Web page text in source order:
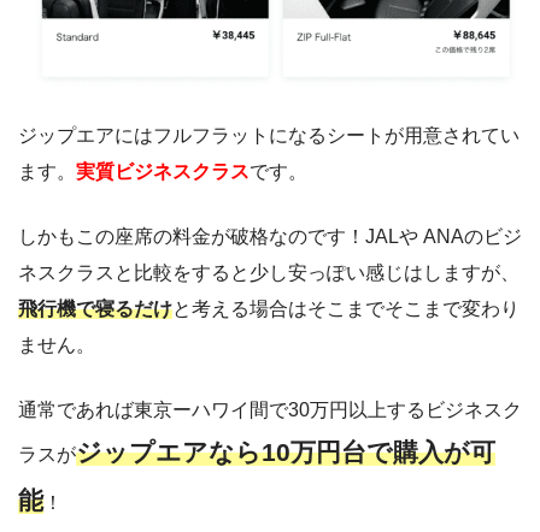
ジップエアにはフルフラットになるシートが用意されてい
ます。 実質ビジネスクラスです。
しかもこの座席の料金が破格なのです！JALや ANAのビジ
ネスクラスと比較をすると少し安っぽい感じはしますが、
飛行機で寝るだけと考える場合はそこまでそこまで変わり
ません。
通常であれば東京ーハワイ間で30万円以上するビジネスク
ラスがジップエアなら10万円台で購入が可
能！